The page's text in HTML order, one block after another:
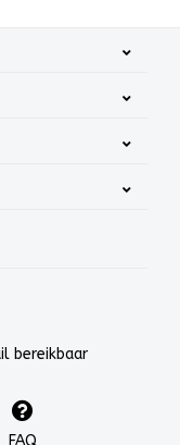
bereikbaar
FAQ